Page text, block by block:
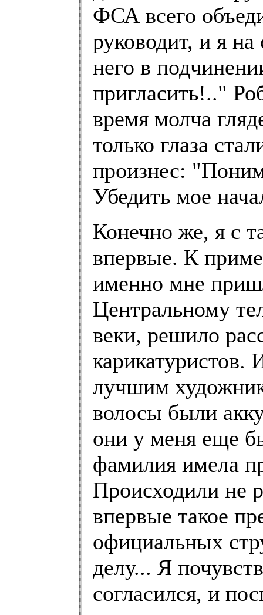
ФСА всего
руководит, и я
него в
пригласить!.."
время молча
только глаза
произнес:
Убедить мое
Конечно же, я с
впервые. К
именно мне
Центральному
веки, решило
карикатуристов.
лучшим
волосы были
они у меня еще
фамилия имела
Происходили не
впервые такое
официальных
делу... Я
согласился, и